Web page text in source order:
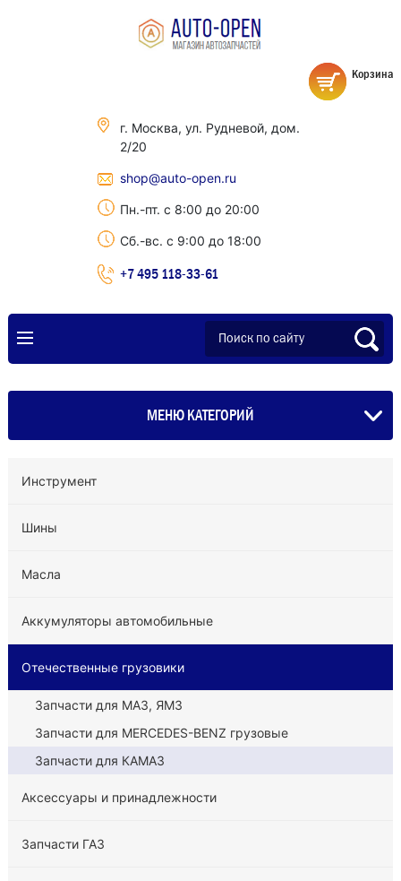
г. Москва, ул. Рудневой, дом.
2/20
shop@auto-open.ru
Пн.-пт. с 8:00 до 20:00
Сб.-вс. с 9:00 до 18:00
+7 495 118-33-61
Корзина
МЕНЮ КАТЕГОРИЙ
Инструмент
Шины
Масла
Аккумуляторы автомобильные
Отечественные грузовики
Запчасти для МАЗ, ЯМЗ
Запчасти для MERCEDES-BENZ грузовые
Запчасти для КАМАЗ
Аксессуары и принадлежности
Запчасти ГАЗ